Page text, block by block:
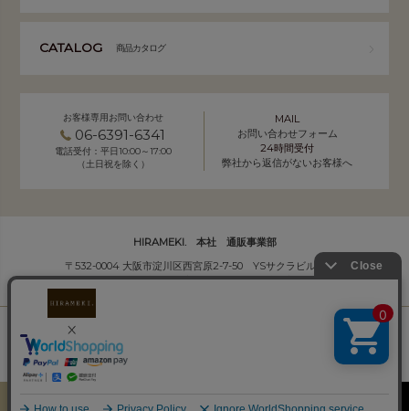
CATALOG 商品カタログ
お客様専用お問い合わせ
06-6391-6341
電話受付：平日10:00～17:00
（土日祝を除く）
MAIL
お問い合わせフォーム
24時間受付
弊社から返信がないお客様へ
HIRAMEKI. 本社 通販事業部
〒532-0004 大阪市淀川区西宮原2-7-50 YSサクラビル B1F
株式会社サクラ衣料 HIRAMEKI.事業部
Copyright (C) HIRAMEKI. All Rights Reserved.